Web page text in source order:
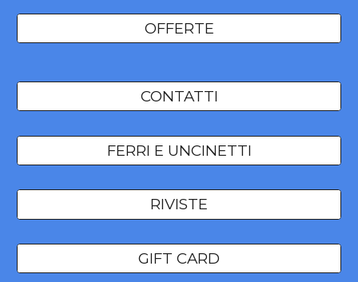
OFFERTE
CONTATTI
FERRI E UNCINETTI
RIVISTE
GIFT CARD